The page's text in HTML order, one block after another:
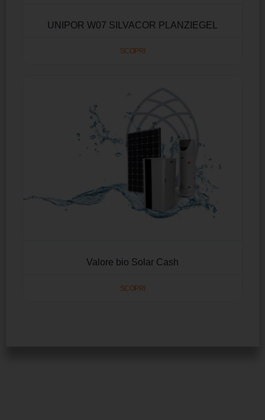
UNIPOR W07 SILVACOR PLANZIEGEL
SCOPRI
Valore bio Solar Cash
SCOPRI